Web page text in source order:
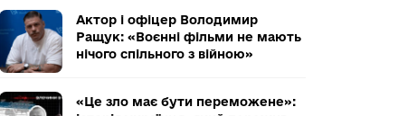
Актор і офіцер Володимир
Ращук: «Воєнні фільми не мають
нічого спільного з війною»
«Це зло має бути переможене»: